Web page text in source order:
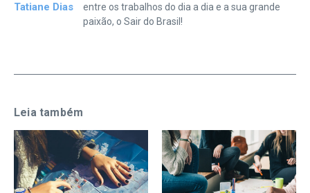
Tatiane Dias
entre os trabalhos do dia a dia e a sua grande
paixão, o Sair do Brasil!
Leia também